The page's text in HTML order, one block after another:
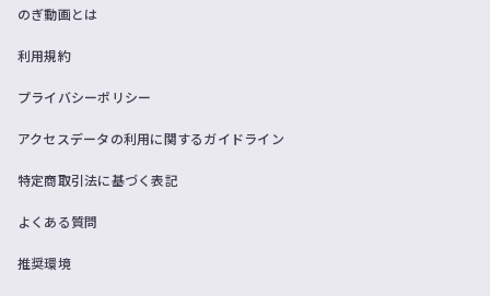
のぎ動画とは
利用規約
プライバシーポリシー
アクセスデータの利用に関するガイドライン
特定商取引法に基づく表記
よくある質問
推奨環境